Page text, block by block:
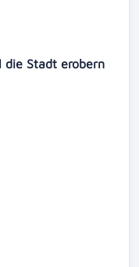
die Stadt erobern